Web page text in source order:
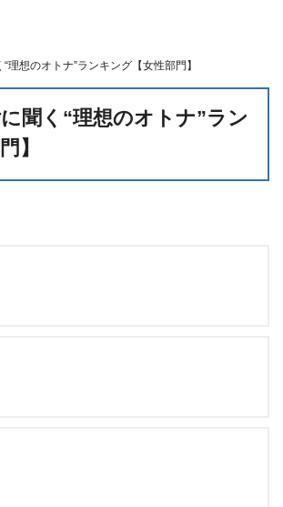
理想のオトナ”ランキング【女性部門】
聞く“理想のオトナ”ラン
】